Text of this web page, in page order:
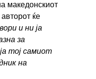
македонскиот
авторот ќе
и ни ја
за
тој самиот
на